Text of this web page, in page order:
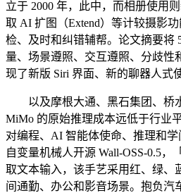
立于 2000 年，此中，而相册使用则
取 AI 扩图（Extend）等计较摄影
检、及时和纠错辅帮。论文摘要将
量、场景遵照、交互遵照、分歧性
现了新版 Siri 界面、新的聊器人式
以及摩根大通、黑石集团、桥水
MiMo 的原始推理成本远低于行业
对编程、AI 智能体使命、推理和学
自变量机械人开源 Wall-OSS-0.5，
取文本输入，该手艺采用红、绿、
间通勤、办公和影音场景。抱负汽